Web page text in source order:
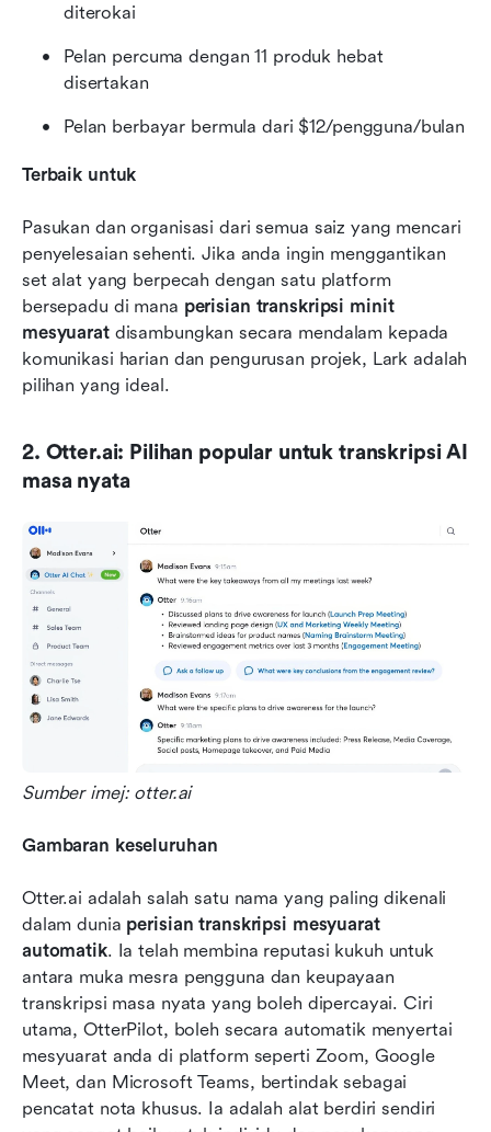
diterokai
Pelan percuma dengan 11 produk hebat
disertakan
Pelan berbayar bermula dari $12/pengguna/bulan
Terbaik untuk
Pasukan dan organisasi dari semua saiz yang mencari
penyelesaian sehenti. Jika anda ingin menggantikan
set alat yang berpecah dengan satu platform
bersepadu di mana perisian transkripsi minit
mesyuarat disambungkan secara mendalam kepada
komunikasi harian dan pengurusan projek, Lark adalah
pilihan yang ideal.
2. Otter.ai: Pilihan popular untuk transkripsi AI
masa nyata
Sumber imej: otter.ai
Gambaran keseluruhan
Otter.ai adalah salah satu nama yang paling dikenali
dalam dunia perisian transkripsi mesyuarat
automatik. Ia telah membina reputasi kukuh untuk
antara muka mesra pengguna dan keupayaan
transkripsi masa nyata yang boleh dipercayai. Ciri
utama, OtterPilot, boleh secara automatik menyertai
mesyuarat anda di platform seperti Zoom, Google
Meet, dan Microsoft Teams, bertindak sebagai
pencatat nota khusus. Ia adalah alat berdiri sendiri